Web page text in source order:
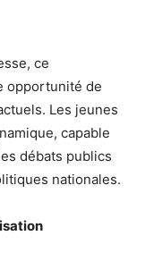
ce
opportunité de
Les jeunes
capable
débats publics
nationales.